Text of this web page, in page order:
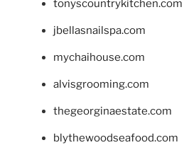
tonyscountrykitchen.com
jbellasnailspa.com
mychaihouse.com
alvisgrooming.com
thegeorginaestate.com
blythewoodseafood.com